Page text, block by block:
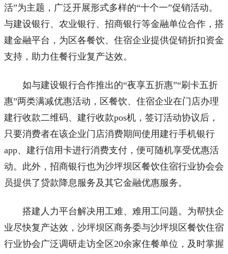
活”为主题，广泛开展形式多样的“十个一”促销活动。
与建设银行、农业银行、招商银行等金融单位合作，搭
建金融平台，为区各餐饮、住宿企业提供促销折扣资金
支持，助力住餐行业复产达效。
如与建设银行合作推出的“夜享五折惠”“刷卡五折
惠”两类满减优惠活动，区餐饮、住宿企业在门店办理
建行收款二维码、建行收款pos机，签订活动协议后，
只要消费者在该企业门店消费期间使用建行手机银行
app、建行信用卡进行消费支付，便可随机享受优惠活
动。此外，招商银行也为沙坪坝区餐饮住宿行业协会会
员提供了贷款降息服务及其它金融优惠服务。
搭建人力平台解决用工难、难用工问题。为帮扶企
业尽快复产达效，沙坪坝区商务委与沙坪坝区餐饮住宿
行业协会广泛调研走访全区20余家住餐单位，及时掌握